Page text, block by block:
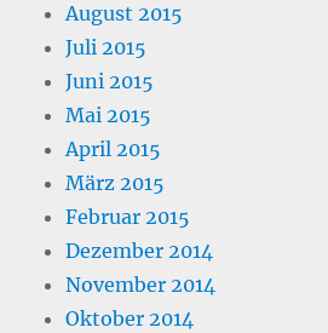
August 2015
Juli 2015
Juni 2015
Mai 2015
April 2015
März 2015
Februar 2015
Dezember 2014
November 2014
Oktober 2014